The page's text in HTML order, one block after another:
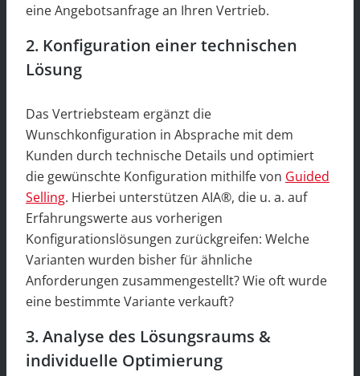
eine Angebotsanfrage an Ihren Vertrieb.
2. Konfiguration einer technischen
Lösung
Das Vertriebsteam ergänzt die
Wunschkonfiguration in Absprache mit dem
Kunden durch technische Details und optimiert
die gewünschte Konfiguration mithilfe von Guided
Selling. Hierbei unterstützen AIA®, die u. a. auf
Erfahrungswerte aus vorherigen
Konfigurationslösungen zurückgreifen: Welche
Varianten wurden bisher für ähnliche
Anforderungen zusammengestellt? Wie oft wurde
eine bestimmte Variante verkauft?
3. Analyse des Lösungsraums &
individuelle Optimierung